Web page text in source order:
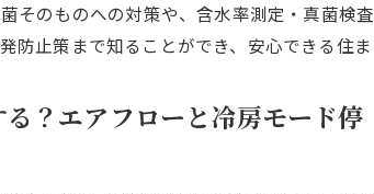
そのものへの対策や、含水率測定・真菌検査
防止策まで知ることができ、安心できる住ま
？エアフローと冷房モード停